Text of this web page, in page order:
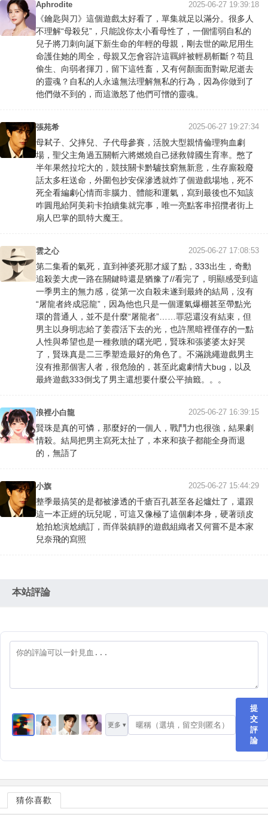
Aphrodite 2025-06-27 19:39:18
《鑰匙與刀》這個遊戲太好看了，單集就足以滿分。很多人
不理解“母殺兒”，只能說你太小看母性了，一個懦弱自私的
兒子將刀刺向誕下新生命的年輕的母親，剛去世的歐尼用生
命護住她的周全，母親又怎會容許這羈絆被輕易斬斷？苟且
偷生、向弱者揮刀，留下這牲畜，又有何顏面面對歐尼逝去
的靈魂？自私的人永遠無法理解無私的行為，因為你做到了
他們做不到的，而這激怒了他們可憎的靈魂。
張苑希 2025-06-27 19:27:34
母弒子、父摔兒、子代母參賽，活脫大型親情倫理狗血劇
場，聖父主角過五關斬六將燃燒自己拯救韓國生育率。憋了
半年果然拉坨大的，競技關卡黔驢技窮無新意，生存廝殺廢
話太多枉送命，外圍包抄安保滲透就炸了個遊戲場地，死不
死全看編劇心情而非腦力、體能和運氣，寫到最後也不知該
咋圓甩給阿美莉卡拍續集就完事，唯一亮點客串招攬者街上
扇人巴掌的凱特大魔王。
雲之心 2025-06-27 17:08:53
第二集看的氣死，直到神婆死那才緩了點，333出生，奇勳
追殺姜大虎一路在關鍵時還是猶豫了//看完了，明顯感受到這
一季男主的無力感，從第一次自殺未遂到最終的結局，沒有
“屠龍者終成惡龍”，因為他也只是一個運氣爆棚甚至帶點光
環的普通人，並不是什麼“屠龍者”……罪惡還沒有結束，但
男主以身明志給了姜霞活下去的光，也許黑暗裡僅存的一點
人性與希望也是一種救贖的曙光吧，賢珠和張婆婆太好哭
了，賢珠真是二三季塑造最好的角色了。不滿跳繩遊戲男主
沒有推那個害人者，很危險的，甚至此處劇情大bug，以及
最終遊戲333倒戈了男主還想要什麼公平抽籤。。。
浪裡小白龍 2025-06-27 16:39:15
賢珠是真的可憐，那麼好的一個人，戰鬥力也很強，結果劇
情殺。結局把男主寫死太扯了，本來和孩子都能全身而退
的，無語了
小旗 2025-06-27 15:44:29
整季最搞笑的是都被滲透的千瘡百孔甚至各起爐灶了，還跟
這一本正經的玩兒呢，可這又像極了這個劇本身，硬著頭皮
尬拍尬演尬續訂，而佯裝鎮靜的遊戲組織者又何嘗不是本家
兒奈飛的寫照
本站評論
更多 ▾
提
交
評
論
猜你喜歡